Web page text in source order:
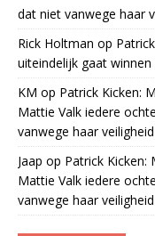
dat niet vanwege haar
Rick Holtman op
uiteindelijk gaat winnen
KM op Patrick Kicken:
Mattie Valk iedere
vanwege haar veiligheid
Jaap op Patrick Kicken:
Mattie Valk iedere
vanwege haar veiligheid